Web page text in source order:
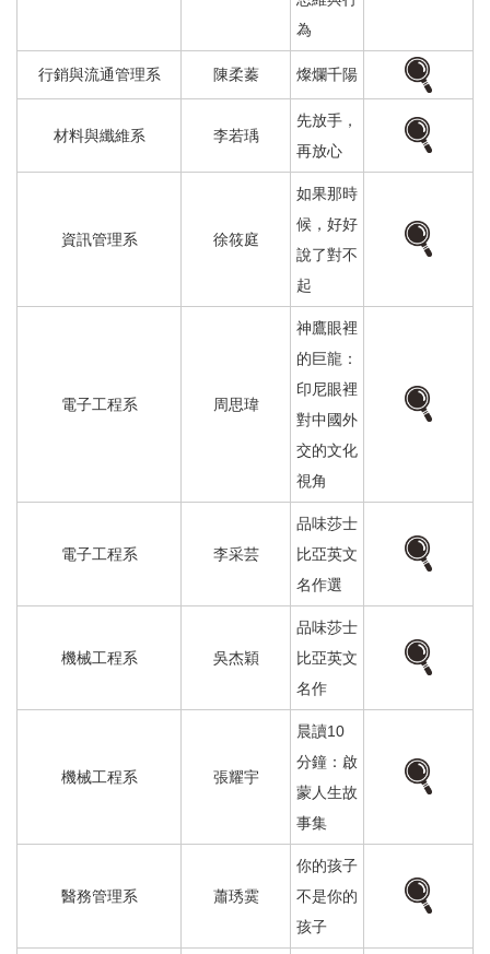
為
行銷與流通管理系 陳柔蓁 燦爛千陽
材料與纖維系 李若瑀
先放手，
再放心
資訊管理系 徐筱庭
如果那時
候，好好
說了對不
起
電子工程系 周思瑋
神鷹眼裡
的巨龍：
印尼眼裡
對中國外
交的文化
視角
電子工程系 李采芸
品味莎士
比亞英文
名作選
機械工程系 吳杰穎
品味莎士
比亞英文
名作
機械工程系 張耀宇
晨讀10
分鐘：啟
蒙人生故
事集
醫務管理系 蕭琇霙
你的孩子
不是你的
孩子